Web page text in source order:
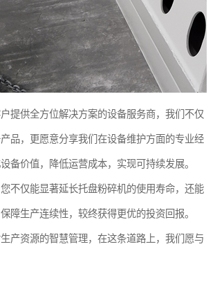
提供全方位解决方案的设备服务商，我们不仅
品，更愿意分享我们在设备维护方面的专业经
备价值，降低运营成本，实现可持续发展。
不仅能显著延长托盘粉碎机的使用寿命，还能
障生产连续性，较终获得更优的投资回报。
产资源的智慧管理，在这条道路上，我们愿与